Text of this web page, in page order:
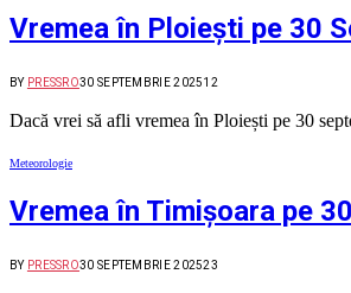
Vremea în Ploiești pe 30
BY PRESSRO30 SEPTEMBRIE 202512
Dacă vrei să afli vremea în Ploiești pe 30
Meteorologie
Vremea în Timișoara pe
BY PRESSRO30 SEPTEMBRIE 202523